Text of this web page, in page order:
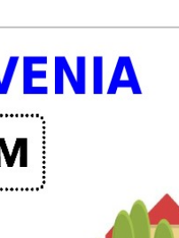
通信事業者